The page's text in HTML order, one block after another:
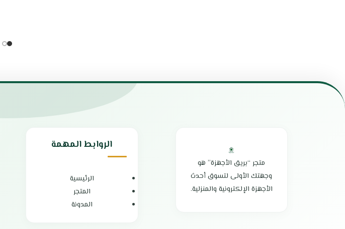
سهولة النقل والتخزين
تصميم أنيق وعصري
الوظائف المتعددة
بلد المنشأ : الصين
الضمان الشامل : عامين
متجر “بريق الأجهزة” هو
وجهتك الأولى لتسوق أحدث
الأجهزة الإلكترونية والمنزلية.
الروابط المهمة
الرئيسية
المتجر
المدونة